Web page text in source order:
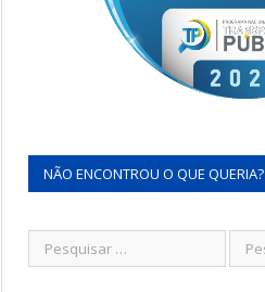
NÃO ENCONTROU O QUE QUERIA?